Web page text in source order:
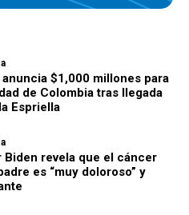
anuncia $1,000 millones para
de Colombia tras llegada
Espriella
Biden revela que el cáncer
es “muy doloroso” y